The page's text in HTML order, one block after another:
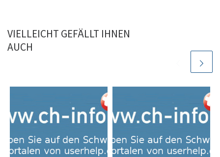
VIELLEICHT GEFÄLLT IHNEN
AUCH